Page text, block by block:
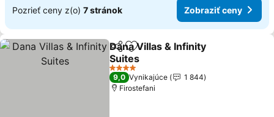
Pozrieť ceny z(o) 7 stránok Zobraziť ceny
ZdieľaťPridať do obľúbených
Dana Villas & Infinity
Suites
Zobraziť ceny
4 Počet hviezdičiek
9,0 Vynikajúce
1 844
Firostefani